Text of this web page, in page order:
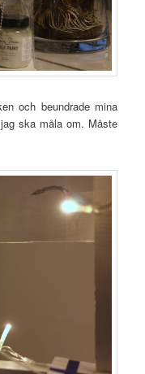
och beundrade mina
ska måla om. Måste